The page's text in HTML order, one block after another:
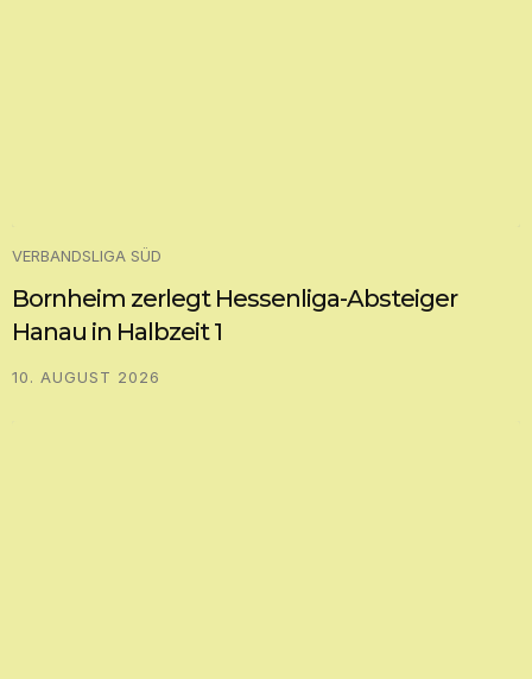
VERBANDSLIGA SÜD
Bornheim zerlegt Hessenliga-Absteiger
Hanau in Halbzeit 1
10. AUGUST 2026